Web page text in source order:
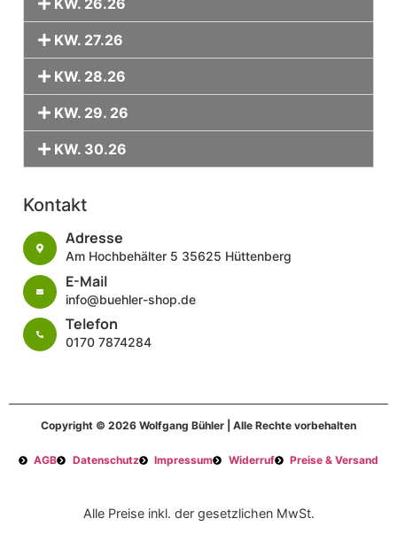
KW. 26.26
KW. 27.26
KW. 28.26
KW. 29. 26
KW. 30.26
Kontakt
Adresse
Am Hochbehälter 5 35625 Hüttenberg
E-Mail
info@buehler-shop.de
Telefon
0170 7874284
Copyright © 2026 Wolfgang Bühler | Alle Rechte vorbehalten
AGB Datenschutz Impressum Widerruf Preise & Versand
Alle Preise inkl. der gesetzlichen MwSt.